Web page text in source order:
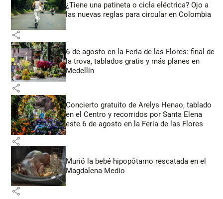
¿Tiene una patineta o cicla eléctrica? Ojo a
las nuevas reglas para circular en Colombia
share
6 de agosto en la Feria de las Flores: final de
la trova, tablados gratis y más planes en
Medellín
share
Concierto gratuito de Arelys Henao, tablado
en el Centro y recorridos por Santa Elena
este 6 de agosto en la Feria de las Flores
share
Murió la bebé hipopótamo rescatada en el
Magdalena Medio
share